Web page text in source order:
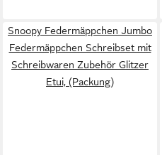
Snoopy Federmäppchen Jumbo
Federmäppchen Schreibset mit
Schreibwaren Zubehör Glitzer
Etui, (Packung)